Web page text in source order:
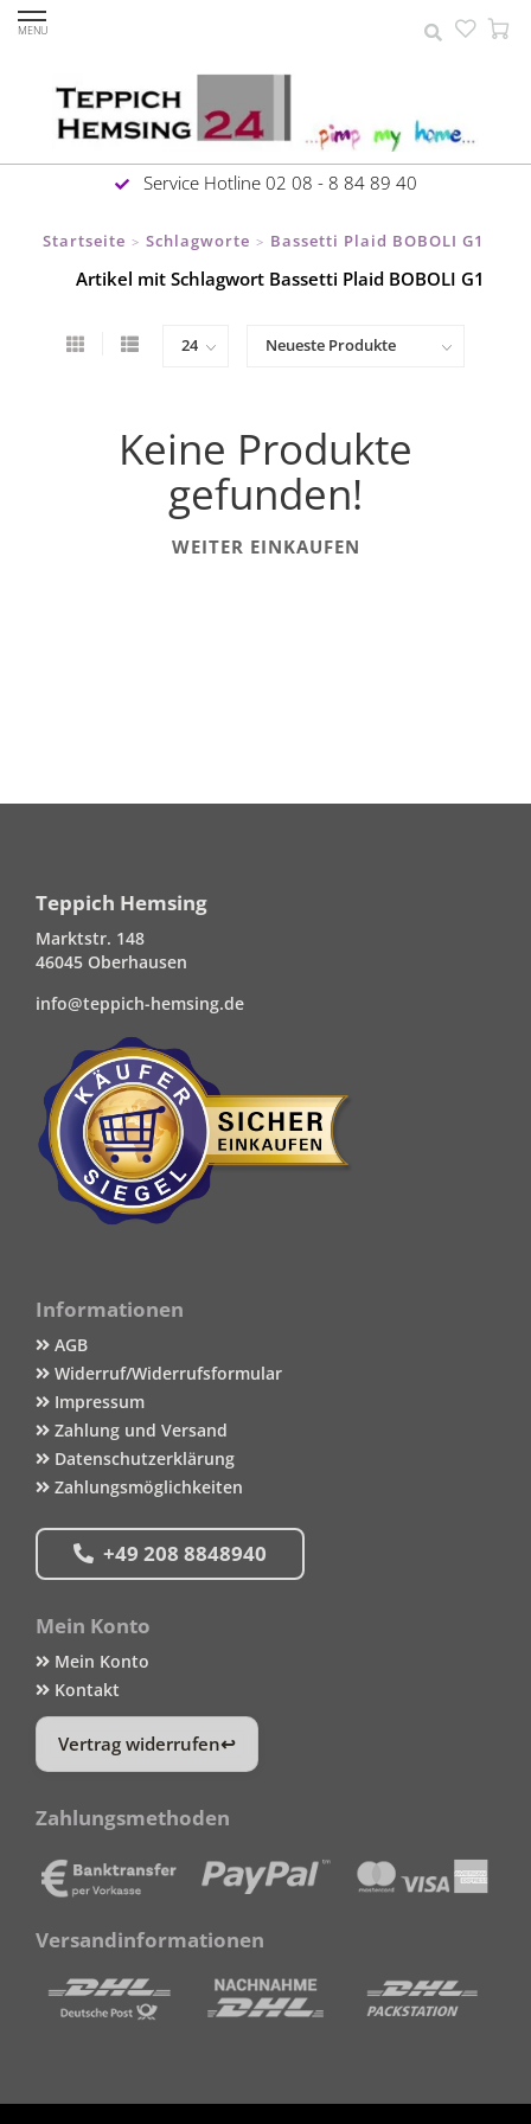
MENU
Service Hotline 02 08 - 8 84 89 40
Startseite > Schlagworte > Bassetti Plaid BOBOLI G1
Artikel mit Schlagwort Bassetti Plaid BOBOLI G1
Keine Produkte
gefunden!
WEITER EINKAUFEN
Teppich Hemsing
Marktstr. 148
46045 Oberhausen
info@teppich-hemsing.de
Informationen
AGB
Widerruf/Widerrufsformular
Impressum
Zahlung und Versand
Datenschutzerklärung
Zahlungsmöglichkeiten
+49 208 8848940
Mein Konto
Mein Konto
Kontakt
Vertrag widerrufen
Zahlungsmethoden
Versandinformationen